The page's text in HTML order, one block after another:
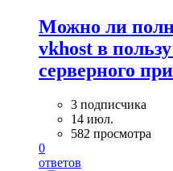
Можно ли
vkhost в
серверного
3 подписчика
14 июл.
582 просмотра
0
ответов